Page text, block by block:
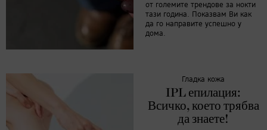
от големите трендове за нокти
тази година. Показвам Ви как
да го направите успешно у
дома.
Гладка кожа
IPL епилация:
Всичко, което трябва
да знаете!